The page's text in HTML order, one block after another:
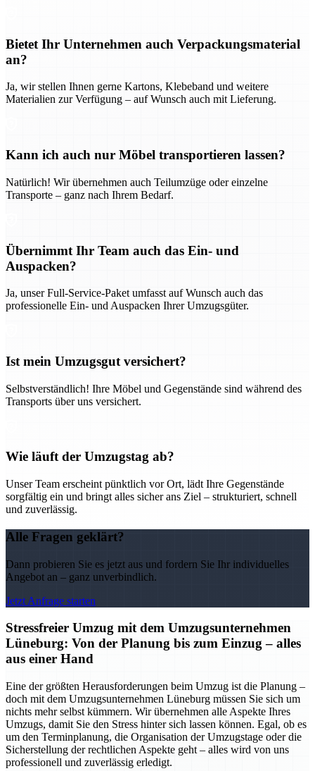
Bietet Ihr Unternehmen auch Verpackungsmaterial
an?
Ja, wir stellen Ihnen gerne Kartons, Klebeband und weitere
Materialien zur Verfügung – auf Wunsch auch mit Lieferung.
Kann ich auch nur Möbel transportieren lassen?
Natürlich! Wir übernehmen auch Teilumzüge oder einzelne
Transporte – ganz nach Ihrem Bedarf.
Übernimmt Ihr Team auch das Ein- und
Auspacken?
Ja, unser Full-Service-Paket umfasst auf Wunsch auch das
professionelle Ein- und Auspacken Ihrer Umzugsgüter.
Ist mein Umzugsgut versichert?
Selbstverständlich! Ihre Möbel und Gegenstände sind während des
Transports über uns versichert.
Wie läuft der Umzugstag ab?
Unser Team erscheint pünktlich vor Ort, lädt Ihre Gegenstände
sorgfältig ein und bringt alles sicher ans Ziel – strukturiert, schnell
und zuverlässig.
Alle Fragen geklärt?
Dann probieren Sie es jetzt aus und fordern Sie Ihr individuelles
Angebot an – ganz unverbindlich.
Jetzt Anfrage starten
Stressfreier Umzug mit dem Umzugsunternehmen
Lüneburg: Von der Planung bis zum Einzug – alles
aus einer Hand
Eine der größten Herausforderungen beim Umzug ist die Planung –
doch mit dem Umzugsunternehmen Lüneburg müssen Sie sich um
nichts mehr selbst kümmern. Wir übernehmen alle Aspekte Ihres
Umzugs, damit Sie den Stress hinter sich lassen können. Egal, ob es
um den Terminplanung, die Organisation der Umzugstage oder die
Sicherstellung der rechtlichen Aspekte geht – alles wird von uns
professionell und zuverlässig erledigt.